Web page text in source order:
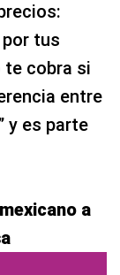
tus
te cobra si
entre
y es parte
a